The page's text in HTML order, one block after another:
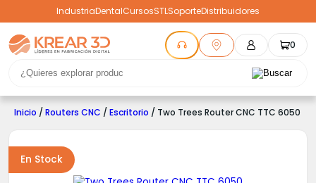
IndustriaDentalCursosSTLSoporteDistribuidores
0
Inicio / Routers CNC / Escritorio / Two Trees Router CNC TTC 6050
En Stock